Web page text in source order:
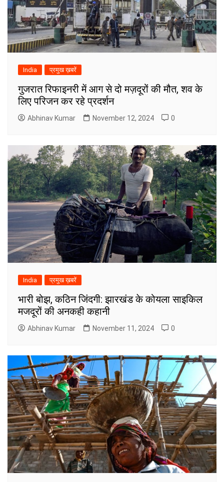
India प्रमुख ख़बरें
गुजरात रिफाइनरी में आग से दो मज़दूरों की मौत, शव के
लिए परिजन कर रहे प्रदर्शन
Abhinav Kumar November 12, 2024 0
India प्रमुख ख़बरें
भारी बोझ, कठिन जिंदगी: झारखंड के कोयला साइकिल
मजदूरों की अनकही कहानी
Abhinav Kumar November 11, 2024 0